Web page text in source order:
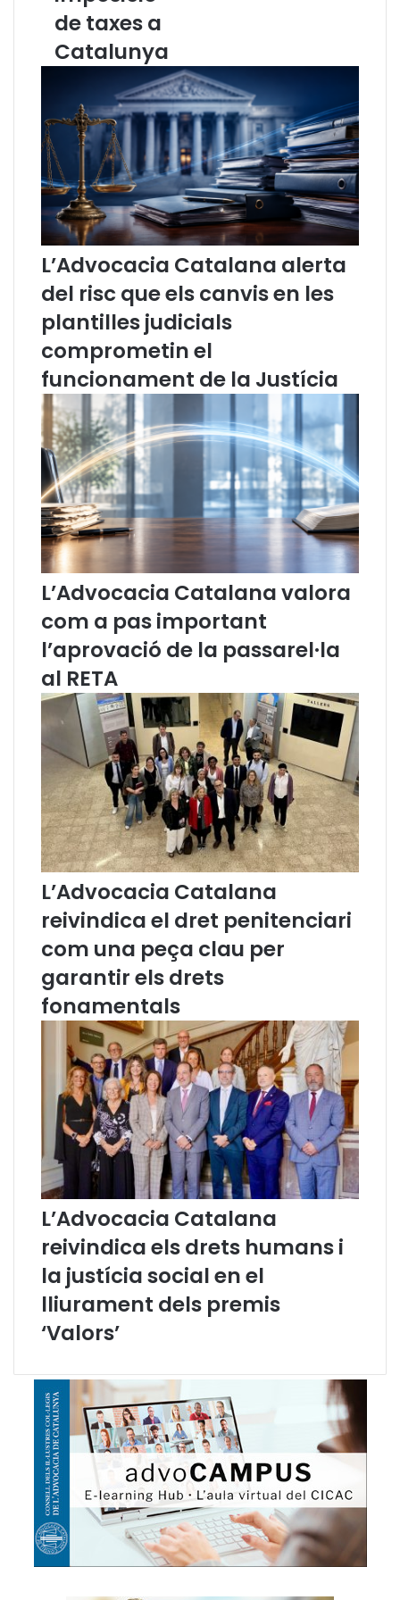
a
n
a
j
a
n
c
i
a
t
e
d
i
l
e
g
a
m
b
l
a
G
e
n
r
a
l
t
t
r
i
n
t
e
a
r
r
e
s
o
d
r
g
e
n
t
m
e
n
t
a
d
o
b
e
i
m
p
o
s
i
c
i
ó
de taxes a
Catalunya
L’Advocacia Catalana alerta
del risc que els canvis en les
plantilles judicials
comprometin el
funcionament de la Justícia
L’Advocacia Catalana valora
com a pas important
l’aprovació de la passarel·la
al RETA
L’Advocacia Catalana
reivindica el dret penitenciari
com una peça clau per
garantir els drets
fonamentals
L’Advocacia Catalana
reivindica els drets humans i
la justícia social en el
lliurament dels premis
‘Valors’